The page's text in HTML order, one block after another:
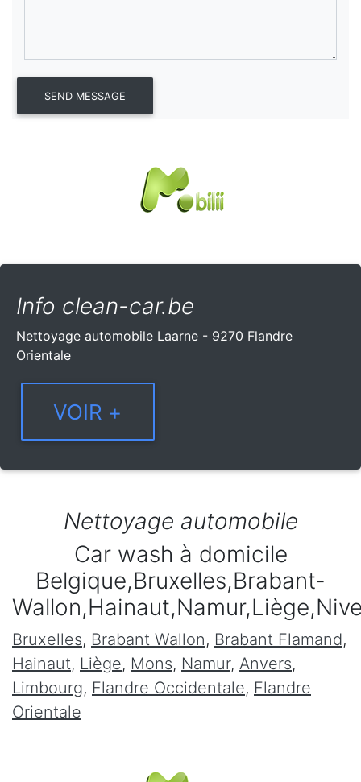
Info clean-car.be
Nettoyage automobile Laarne - 9270 Flandre
Orientale
Nettoyage automobile
Car wash à domicile
Belgique,Bruxelles,Brabant-
Bruxelles, Brabant Wallon, Brabant Flamand,
Hainaut, Liège, Mons, Namur, Anvers,
Limbourg, Flandre Occidentale, Flandre
Orientale